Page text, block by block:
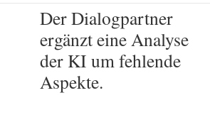
Der Dialogpartner
ergänzt eine Analyse
der KI um fehlende
Aspekte.